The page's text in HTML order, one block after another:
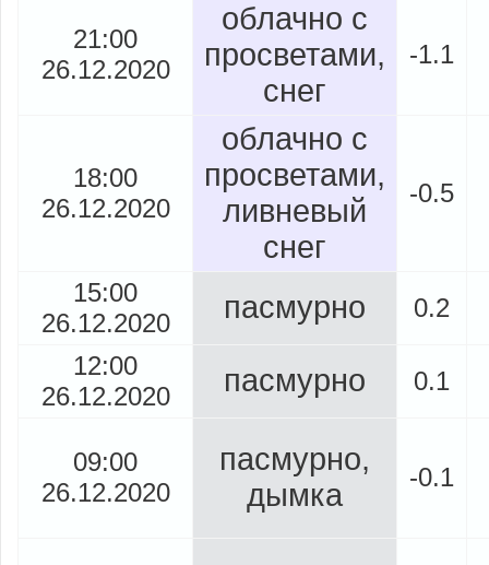
21:00
26.12.2020
облачно с
просветами,
снег
-1.1
18:00
26.12.2020
облачно с
просветами,
ливневый
снег
-0.5
15:00
26.12.2020
пасмурно
0.2
12:00
26.12.2020
пасмурно 0.1
09:00
26.12.2020
пасмурно,
дымка
-0.1